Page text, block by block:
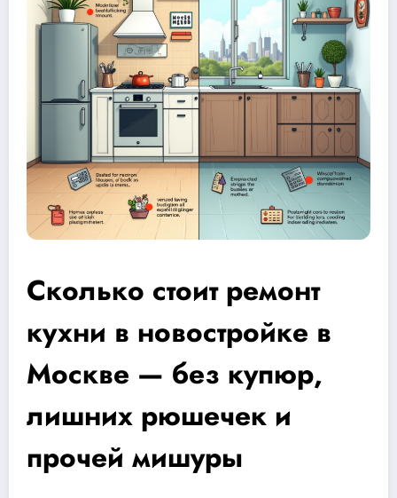
Сколько стоит ремонт
кухни в новостройке в
Москве — без купюр,
лишних рюшечек и
прочей мишуры